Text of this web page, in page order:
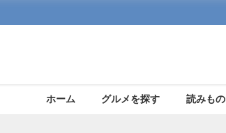
ホーム グルメを探す 読みもの